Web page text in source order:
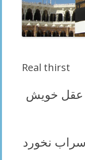
Real thirst
عقل خویش